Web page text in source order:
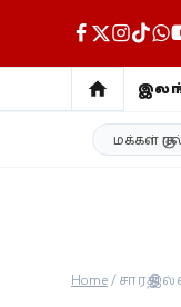
மக்கள்
இலங்கை
Home/சாரதி